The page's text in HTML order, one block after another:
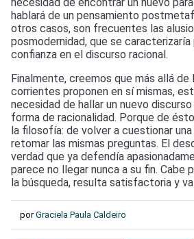
hablará de un pensamiento
otros casos, son frecuentes las
posmodernidad, que se caracterizaría
confianza en el discurso racional.
Finalmente, creemos que más allá de
corrientes proponen en sí mismas,
necesidad de hallar un nuevo discurso
forma de racionalidad. Porque de
la filosofía: de volver a cuestionar
retomar las mismas preguntas. El
verdad que ya defendía
parece no llegar nunca a su fin. Cabe
la búsqueda, resulta satisfactoria y
porGraciela Paula Caldeiro